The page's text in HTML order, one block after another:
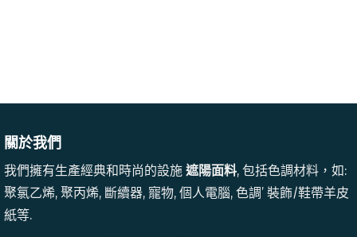
關於我們
我們擁有生產經典和時尚的設施 遮陽面料, 包括色調材料，如:
聚氯乙烯, 聚丙烯, 斷續器, 寵物, 個人電腦, 色調’ 裝飾/鞋帶羊皮
紙等.